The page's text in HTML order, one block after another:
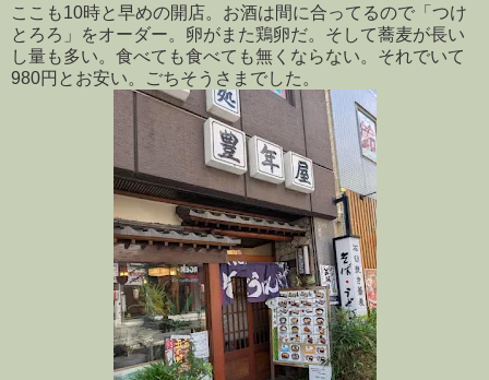
ここも10時と早めの開店。お酒は間に合ってるので「つけ
とろろ」をオーダー。卵がまた鶏卵だ。そして蕎麦が長い
し量も多い。食べても食べても無くならない。それでいて
980円とお安い。ごちそうさまでした。